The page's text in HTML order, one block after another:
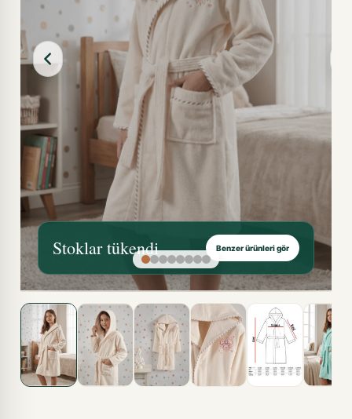
Stoklar tükendi Benzer ürünleri gör